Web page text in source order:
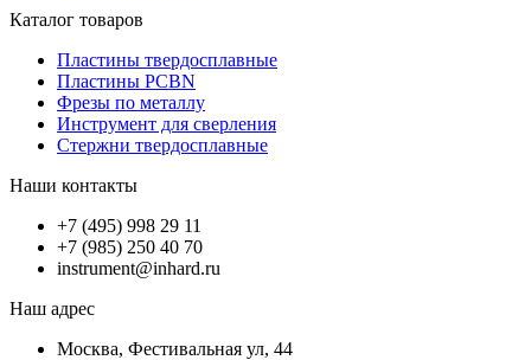
Каталог товаров
Пластины твердосплавные
Пластины PCBN
Фрезы по металлу
Инструмент для сверления
Стержни твердосплавные
Наши контакты
+7 (495) 998 29 11
+7 (985) 250 40 70
instrument@inhard.ru
Наш адрес
Москва, Фестивальная ул, 44